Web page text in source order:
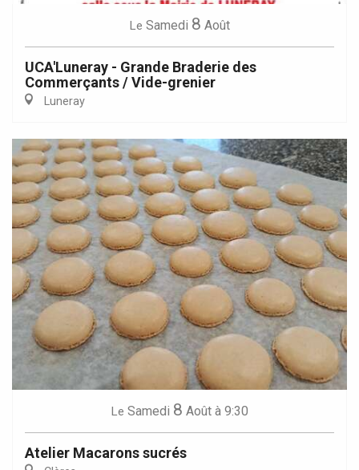
Le Samedi 8 Août
UCA'Luneray - Grande Braderie des
Commerçants / Vide-grenier
Luneray
Le Samedi 8 Août à 9:30
Atelier Macarons sucrés